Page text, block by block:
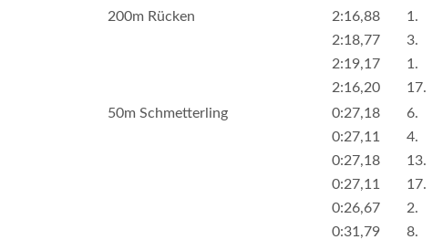
200m Rücken
2:16,88 1.
2:18,77
3.
2:19,17
1.
2:16,20
17.
50m Schmetterling
0:27,18 6.
0:27,11
4.
0:27,18
13.
0:27,11
17.
0:26,67
2.
0:31,79
8.